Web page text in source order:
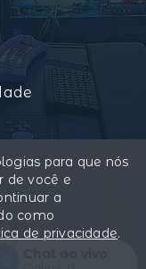
para que nós
de você e
a
como
de privacidade.